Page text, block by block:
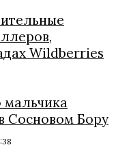
Wildberries
мальчика
Сосновом Бору